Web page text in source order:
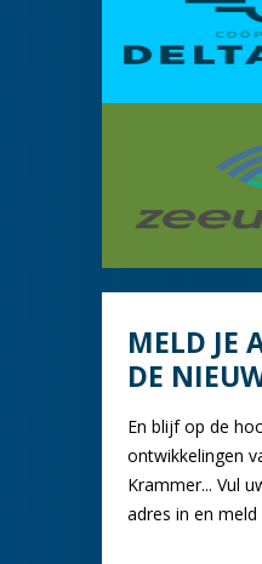
MELD JE
DE
En blijf op de
ontwikkelingen
Krammer... Vul
adres in en meld